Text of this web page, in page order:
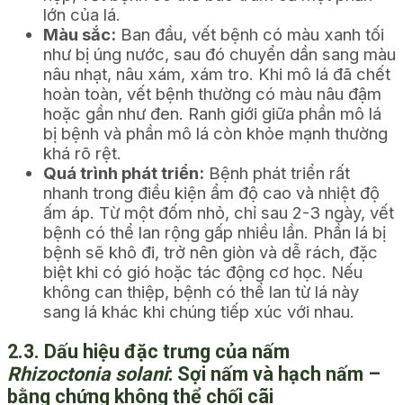
lớn của lá.
Màu sắc: Ban đầu, vết bệnh có màu xanh tối
như bị úng nước, sau đó chuyển dần sang màu
nâu nhạt, nâu xám, xám tro. Khi mô lá đã chết
hoàn toàn, vết bệnh thường có màu nâu đậm
hoặc gần như đen. Ranh giới giữa phần mô lá
bị bệnh và phần mô lá còn khỏe mạnh thường
khá rõ rệt.
Quá trình phát triển: Bệnh phát triển rất
nhanh trong điều kiện ẩm độ cao và nhiệt độ
ấm áp. Từ một đốm nhỏ, chỉ sau 2-3 ngày, vết
bệnh có thể lan rộng gấp nhiều lần. Phần lá bị
bệnh sẽ khô đi, trở nên giòn và dễ rách, đặc
biệt khi có gió hoặc tác động cơ học. Nếu
không can thiệp, bệnh có thể lan từ lá này
sang lá khác khi chúng tiếp xúc với nhau.
2.3. Dấu hiệu đặc trưng của nấm
Rhizoctonia solani: Sợi nấm và hạch nấm –
bằng chứng không thể chối cãi